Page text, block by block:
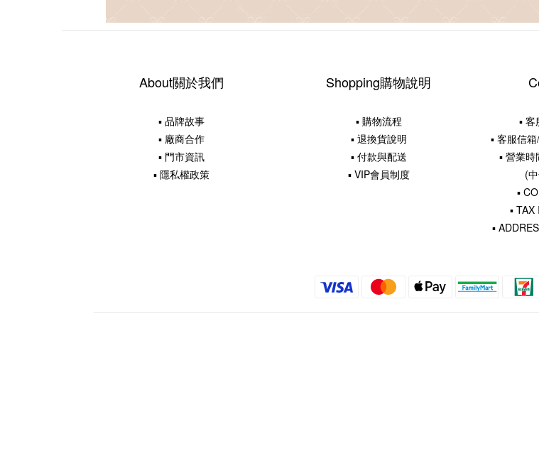
About關於我們
▪ 品牌故事
▪ 廠商合作
▪ 門市資訊
▪ 隱私權政策
Shopping購物說明
▪ 購物流程
▪ 退換貨說明
▪ 付款與配送
▪ VIP會員制度
▪
▪ 客服信
▪ 營業
(
▪
▪
▪